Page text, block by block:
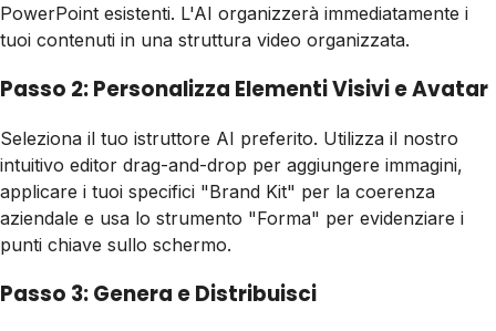
PowerPoint esistenti. L'AI organizzerà immediatamente i
tuoi contenuti in una struttura video organizzata.
Passo 2: Personalizza Elementi Visivi e Avatar
Seleziona il tuo istruttore AI preferito. Utilizza il nostro
intuitivo editor drag-and-drop per aggiungere immagini,
applicare i tuoi specifici "Brand Kit" per la coerenza
aziendale e usa lo strumento "Forma" per evidenziare i
punti chiave sullo schermo.
Passo 3: Genera e Distribuisci